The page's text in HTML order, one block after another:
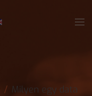
Milyen egy data